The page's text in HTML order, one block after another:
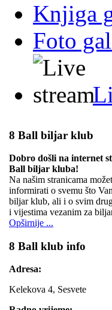
Knjiga
Foto
8 Ball biljar klub
Dobro došli na internet
Ball biljar kluba!
Na našim stranicama
informirati o svemu što
biljar klub, ali i o svim
i vijestima vezanim za
Opširnije ...
8 Ball klub info
Adresa:
Kelekova 4, Sesvete